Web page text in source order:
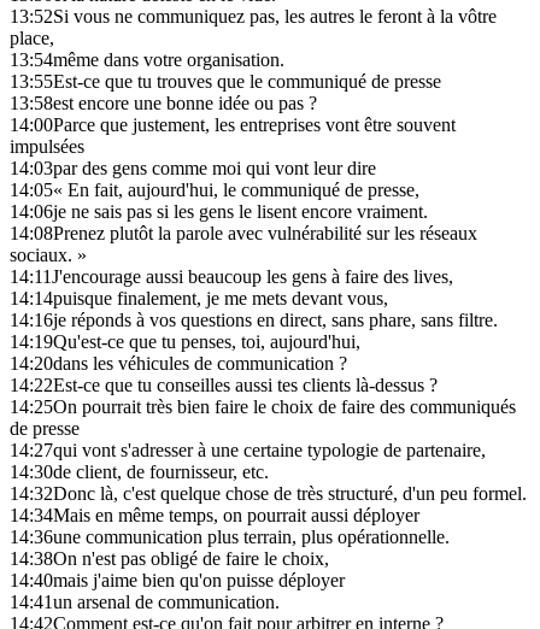
13:52Si vous ne communiquez pas, les autres le feront à la vôtre
place,
13:54même dans votre organisation.
13:55Est-ce que tu trouves que le communiqué de presse
13:58est encore une bonne idée ou pas ?
14:00Parce que justement, les entreprises vont être souvent
impulsées
14:03par des gens comme moi qui vont leur dire
14:05« En fait, aujourd'hui, le communiqué de presse,
14:06je ne sais pas si les gens le lisent encore vraiment.
14:08Prenez plutôt la parole avec vulnérabilité sur les réseaux
sociaux. »
14:11J'encourage aussi beaucoup les gens à faire des lives,
14:14puisque finalement, je me mets devant vous,
14:16je réponds à vos questions en direct, sans phare, sans filtre.
14:19Qu'est-ce que tu penses, toi, aujourd'hui,
14:20dans les véhicules de communication ?
14:22Est-ce que tu conseilles aussi tes clients là-dessus ?
14:25On pourrait très bien faire le choix de faire des communiqués
de presse
14:27qui vont s'adresser à une certaine typologie de partenaire,
14:30de client, de fournisseur, etc.
14:32Donc là, c'est quelque chose de très structuré, d'un peu formel.
14:34Mais en même temps, on pourrait aussi déployer
14:36une communication plus terrain, plus opérationnelle.
14:38On n'est pas obligé de faire le choix,
14:40mais j'aime bien qu'on puisse déployer
14:41un arsenal de communication.
14:42Comment est-ce qu'on fait pour arbitrer en interne ?